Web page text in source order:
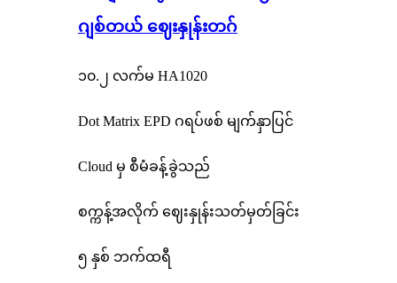
ဂျစ်တယ် ဈေးနှုန်းတဂ်
၁၀.၂ လက်မ HA1020
Dot Matrix EPD ဂရပ်ဖစ် မျက်နှာပြင်
Cloud မှ စီမံခန့်ခွဲသည်
စက္ကန့်အလိုက် ဈေးနှုန်းသတ်မှတ်ခြင်း
၅ နှစ် ဘက်ထရီ